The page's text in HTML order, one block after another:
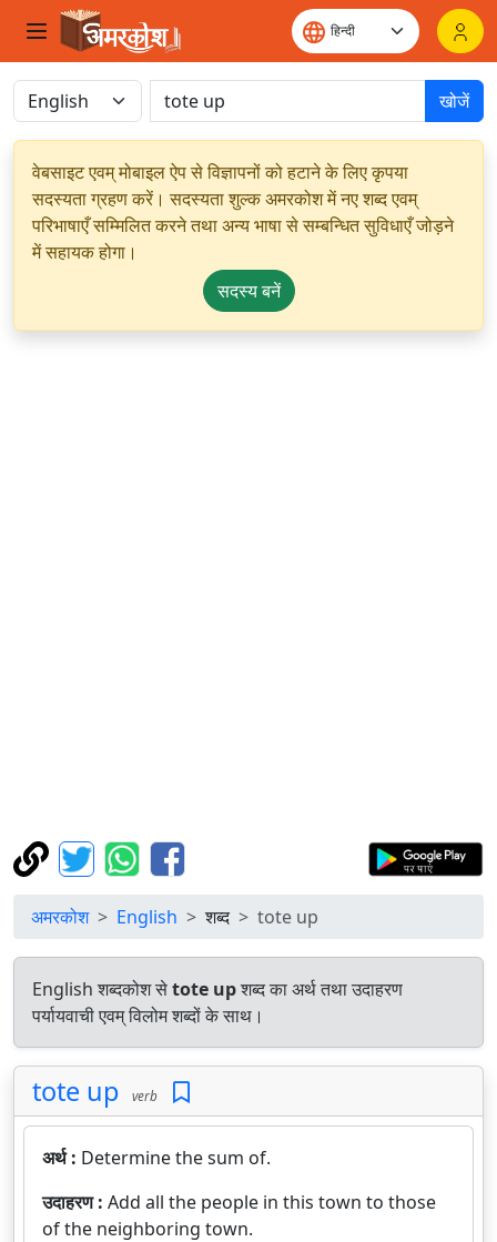
खोजें
वेबसाइट एवम् मोबाइल ऐप से विज्ञापनों को हटाने के लिए कृपया
सदस्यता ग्रहण करें। सदस्यता शुल्क अमरकोश में नए शब्द एवम्
परिभाषाएँ सम्मिलित करने तथा अन्य भाषा से सम्बन्धित सुविधाएँ जोड़ने
में सहायक होगा।
सदस्य बनें
अमरकोश English शब्द tote up
English शब्दकोश सेtote upशब्द का अर्थ तथा उदाहरण
पर्यायवाची एवम् विलोम शब्दों के साथ।
tote up verb
अर्थ : Determine the sum of.
उदाहरण : Add all the people in this town to those
of the neighboring town.